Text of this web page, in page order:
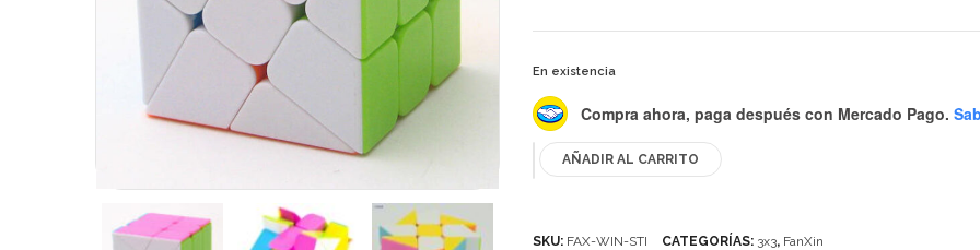
En existencia
Compra ahora, paga después con Mercado Pago.
FanXinAÑADIR AL CARRITO
SKU: FAX-WIN-STI CATEGORÍAS: 3x3, FanXin